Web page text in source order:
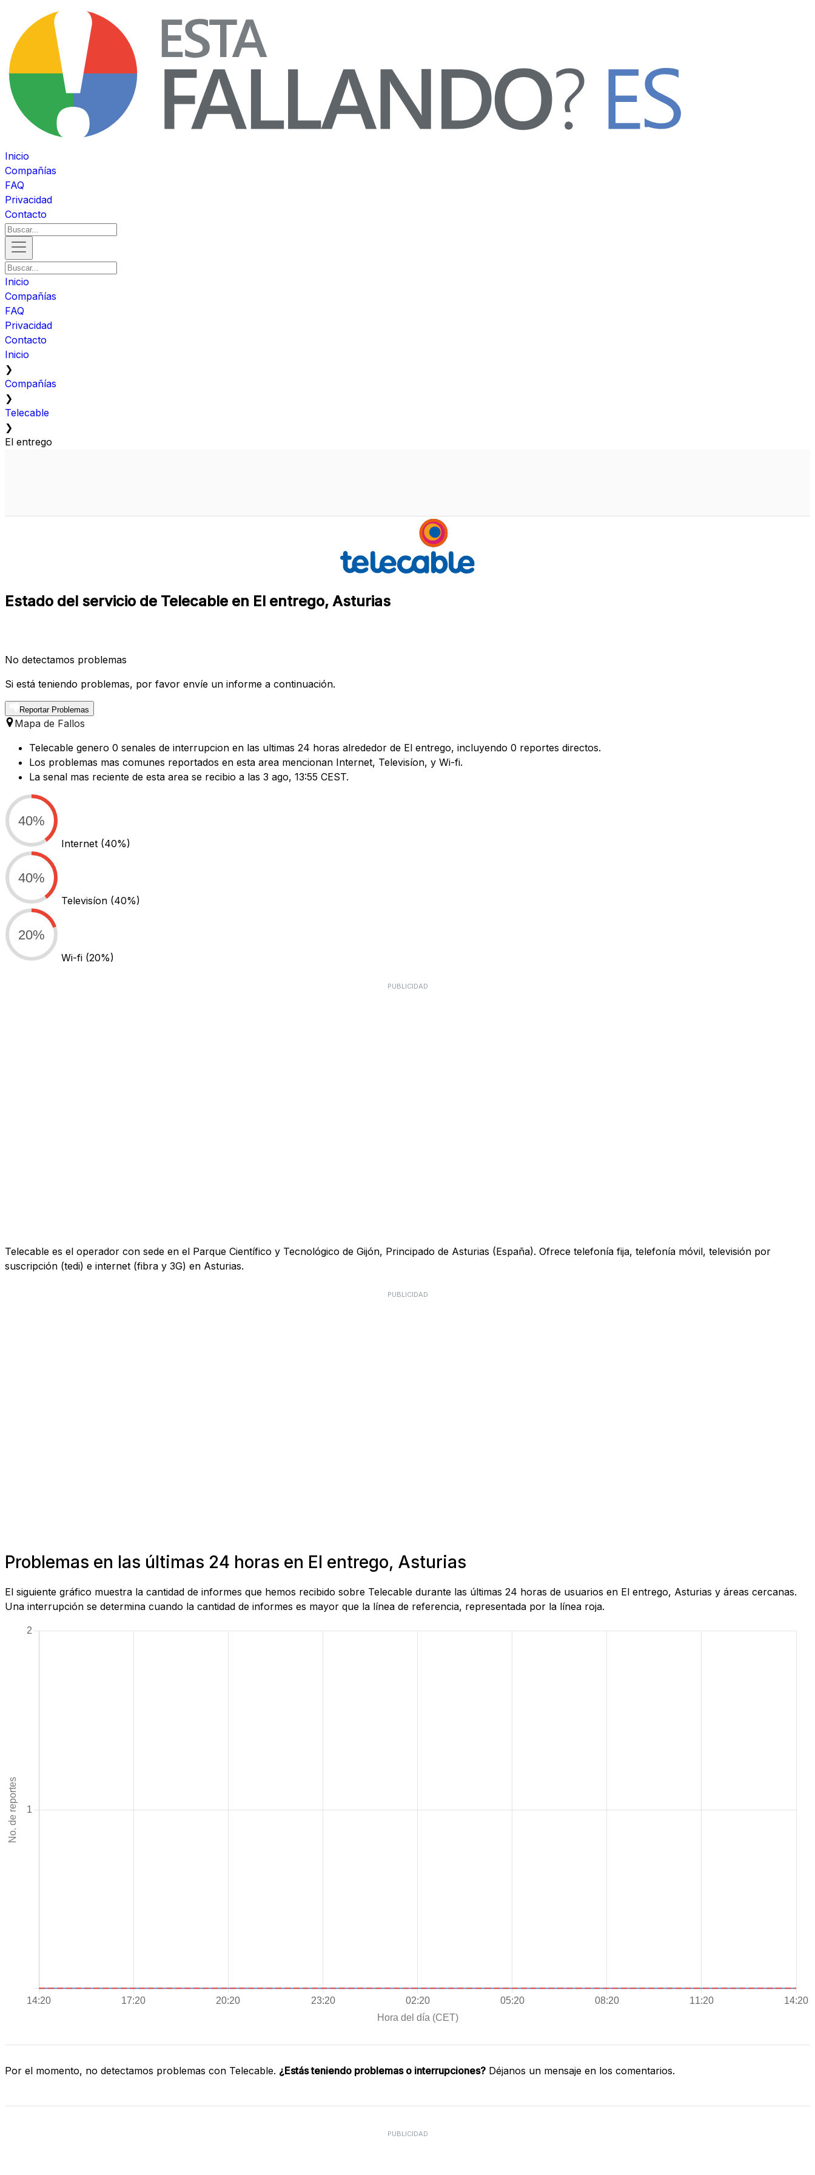
Inicio
Compañías
FAQ
Privacidad
Contacto
Inicio
Compañías
FAQ
Privacidad
Contacto
Inicio
❯
Compañías
❯
Telecable
❯
El entrego
Estado del servicio de Telecable en El entrego, Asturias
No detectamos problemas
Si está teniendo problemas, por favor envíe un informe a continuación.
Reportar Problemas
Mapa de Fallos
Telecable genero 0 senales de interrupcion en las ultimas 24 horas alrededor de El entrego, incluyendo 0 reportes directos.
Los problemas mas comunes reportados en esta area mencionan Internet, Televisíon, y Wi-fi.
La senal mas reciente de esta area se recibio a las 3 ago, 13:55 CEST.
40%
Internet (40%)
40%
Televisíon (40%)
20%
Wi-fi (20%)
PUBLICIDAD
Telecable es el operador con sede en el Parque Científico y Tecnológico de Gijón, Principado de Asturias (España). Ofrece telefonía fija, telefonía móvil, televisión por
suscripción (tedi) e internet (fibra y 3G) en Asturias.
PUBLICIDAD
Problemas en las últimas 24 horas en El entrego, Asturias
El siguiente gráfico muestra la cantidad de informes que hemos recibido sobre Telecable durante las últimas 24 horas de usuarios en El entrego, Asturias y áreas cercanas.
Una interrupción se determina cuando la cantidad de informes es mayor que la línea de referencia, representada por la línea roja.
Por el momento, no detectamos problemas con Telecable. ¿Estás teniendo problemas o interrupciones? Déjanos un mensaje en los comentarios.
PUBLICIDAD